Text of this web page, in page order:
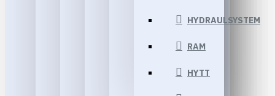
HYDRAULSYSTEM
RAM
HYTT